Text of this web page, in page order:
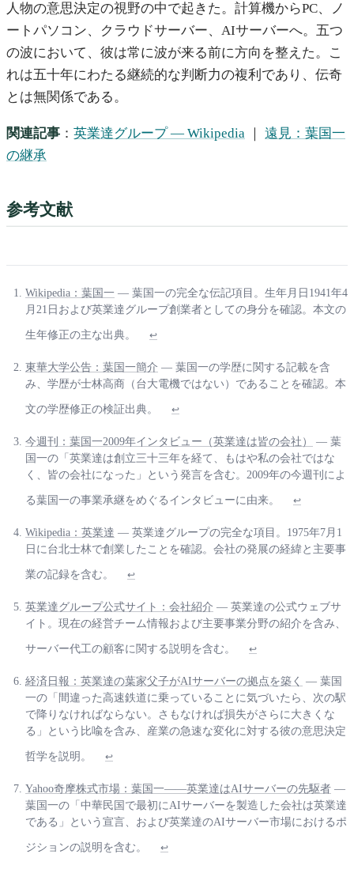
人物の意思決定の視野の中で起きた。計算機からPC、ノ
ートパソコン、クラウドサーバー、AIサーバーへ。五つ
の波において、彼は常に波が来る前に方向を整えた。こ
れは五十年にわたる継続的な判断力の複利であり、伝奇
とは無関係である。
関連記事 ： 英業達グループ — Wikipedia ｜ 遠見：葉国一
の継承
参考文献
Wikipedia：葉国一 — 葉国一の完全な伝記項目。生年月日1941年4
月21日および英業達グループ創業者としての身分を確認。本文の
生年修正の主な出典。 ↩
東華大学公告：葉国一簡介 — 葉国一の学歴に関する記載を含
み、学歴が士林高商（台大電機ではない）であることを確認。本
文の学歴修正の検証出典。 ↩
今週刊：葉国一2009年インタビュー（英業達は皆の会社）
— 葉
国一の「英業達は創立三十三年を経て、もはや私の会社ではな
く、皆の会社になった」という発言を含む。2009年の今週刊によ
る葉国一の事業承継をめぐるインタビューに由来。 ↩
Wikipedia：英業達 — 英業達グループの完全な項目。1975年7月1
日に台北士林で創業したことを確認。会社の発展の経緯と主要事
業の記録を含む。 ↩
英業達グループ公式サイト：会社紹介 — 英業達の公式ウェブサ
イト。現在の経営チーム情報および主要事業分野の紹介を含み、
サーバー代工の顧客に関する説明を含む。 ↩
経済日報：英業達の葉家父子がAIサーバーの拠点を築く — 葉国
一の「間違った高速鉄道に乗っていることに気づいたら、次の駅
で降りなければならない。さもなければ損失がさらに大きくな
る」という比喩を含み、産業の急速な変化に対する彼の意思決定
哲学を説明。 ↩
Yahoo奇摩株式市場：葉国一——英業達はAIサーバーの先駆者 —
葉国一の「中華民国で最初にAIサーバーを製造した会社は英業達
である」という宣言、および英業達のAIサーバー市場におけるポ
ジションの説明を含む。 ↩